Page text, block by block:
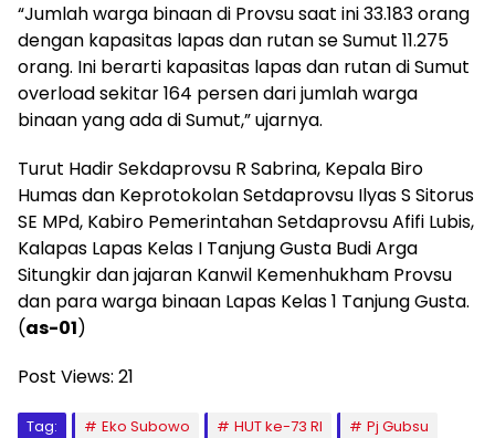
“Jumlah warga binaan di Provsu saat ini 33.183 orang
dengan kapasitas lapas dan rutan se Sumut 11.275
orang. Ini berarti kapasitas lapas dan rutan di Sumut
overload sekitar 164 persen dari jumlah warga
binaan yang ada di Sumut,” ujarnya.
Turut Hadir Sekdaprovsu R Sabrina, Kepala Biro
Humas dan Keprotokolan Setdaprovsu Ilyas S Sitorus
SE MPd, Kabiro Pemerintahan Setdaprovsu Afifi Lubis,
Kalapas Lapas Kelas I Tanjung Gusta Budi Arga
Situngkir dan jajaran Kanwil Kemenhukham Provsu
dan para warga binaan Lapas Kelas 1 Tanjung Gusta.
(as-01)
Post Views: 21
Tag: Eko Subowo HUT ke-73 RI
Pj Gubsu